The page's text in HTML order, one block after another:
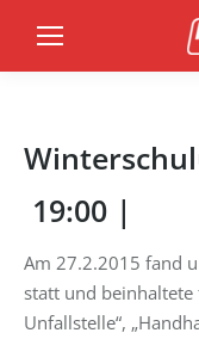
19:00 |
Am 27.2.2015 fand
statt und beinhaltete
Unfallstelle“,